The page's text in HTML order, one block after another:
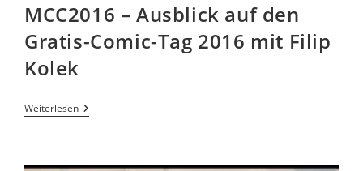
MCC2016 – Ausblick auf den
Gratis-Comic-Tag 2016 mit Filip
Kolek
Weiterlesen